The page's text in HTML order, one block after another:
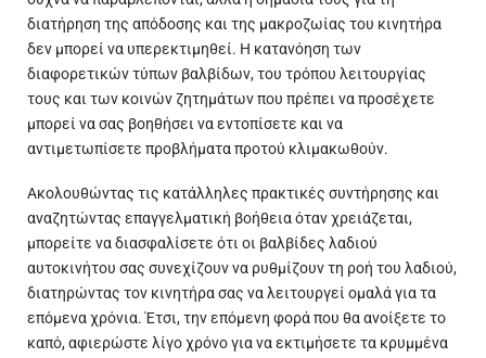
διατήρηση της απόδοσης και της μακροζωίας του κινητήρα
δεν μπορεί να υπερεκτιμηθεί. Η κατανόηση των
διαφορετικών τύπων βαλβίδων, του τρόπου λειτουργίας
τους και των κοινών ζητημάτων που πρέπει να προσέχετε
μπορεί να σας βοηθήσει να εντοπίσετε και να
αντιμετωπίσετε προβλήματα προτού κλιμακωθούν.
Ακολουθώντας τις κατάλληλες πρακτικές συντήρησης και
αναζητώντας επαγγελματική βοήθεια όταν χρειάζεται,
μπορείτε να διασφαλίσετε ότι οι βαλβίδες λαδιού
αυτοκινήτου σας συνεχίζουν να ρυθμίζουν τη ροή του λαδιού,
διατηρώντας τον κινητήρα σας να λειτουργεί ομαλά για τα
επόμενα χρόνια. Έτσι, την επόμενη φορά που θα ανοίξετε το
καπό, αφιερώστε λίγο χρόνο για να εκτιμήσετε τα κρυμμένα